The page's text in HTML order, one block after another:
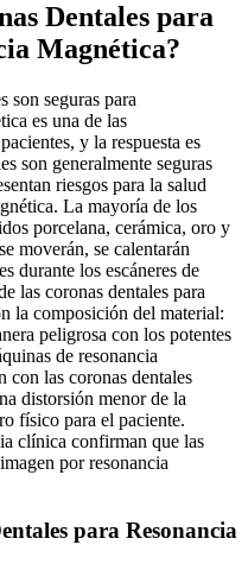
Dentales para
Magnética?
son seguras para
es una de las
y la respuesta es
son generalmente seguras
riesgos para la salud
La mayoría de los
porcelana, cerámica, oro y
moverán, se calentarán
durante los escáneres de
las coronas dentales para
la composición del material:
peligrosa con los potentes
de resonancia
las coronas dentales
distorsión menor de la
físico para el paciente.
clínica confirman que las
por resonancia
para Resonancia